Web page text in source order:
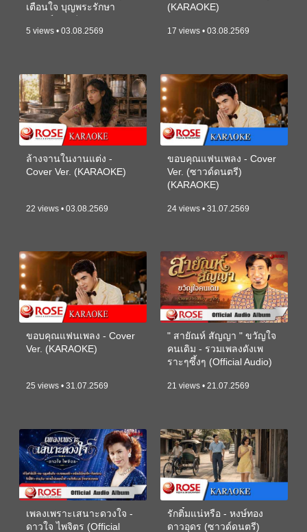
เตือนใจ บุญพระรักษา
5 views • 03.08.2569
(KARAOKE)
17 views • 03.08.2569
ล้างจานในงานแต่ง -
Cover Ver. (KARAOKE)
22 views • 03.08.2569
ขอบคุณแฟนเพลง - Cover
Ver. (ซาวด์ดนตรี)
(KARAOKE)
24 views • 31.07.2569
ขอบคุณแฟนเพลง - Cover
Ver. (KARAOKE)
25 views • 31.07.2569
" สายัณห์ สัญญา " ขวัญใจ
คนเดิม - รวมเพลงดังเพ
ราะๆซึ้งๆ (Official Audio)
21 views • 21.07.2569
เพลงเพราะเสนาะดวงใจ -
ดาวใจ ไพจิตร (Official
รักติ๋มแน่หรือ - หงษ์ทอง
ดาวอุดร (ซาวด์ดนตรี)